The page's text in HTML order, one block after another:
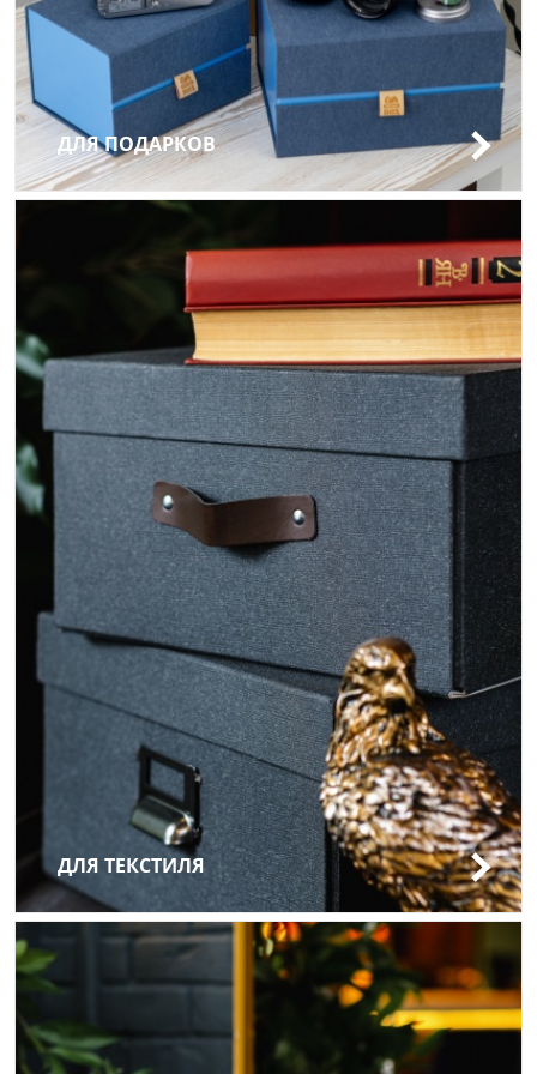
ДЛЯ ПОДАРКОВ
ДЛЯ ТЕКСТИЛЯ